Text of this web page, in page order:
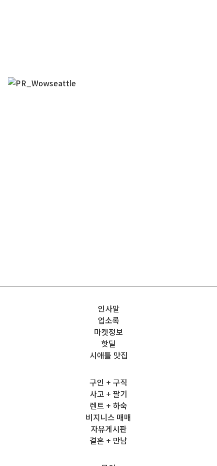
인사말
업소록
마켓정보
핫딜
시애틀 맛집
구인 + 구직
사고 + 팔기
렌트 + 하숙
비지니스 매매
자유게시판
결혼 + 만남